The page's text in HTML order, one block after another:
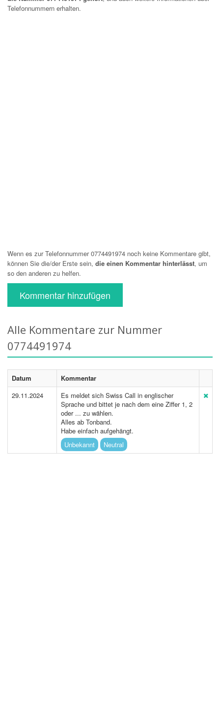
Telefonnummern erhalten.
Wenn es zur Telefonnummer 0774491974 noch keine Kommentare gibt,
können Sie die/der Erste sein, die einen Kommentar hinterlässt, um
so den anderen zu helfen.
Kommentar hinzufügen
Alle Kommentare zur Nummer
0774491974
Datum
Kommentar
29.11.2024
Es meldet sich Swiss Call in englischer
Sprache und bittet je nach dem eine Ziffer 1, 2
oder ... zu wählen.
Alles ab Tonband.
Habe einfach aufgehängt.
Unbekannt
Neutral